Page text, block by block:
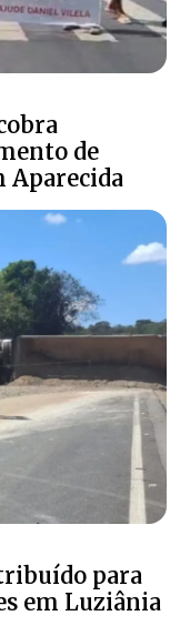
de
Aparecida
para
em Luziânia